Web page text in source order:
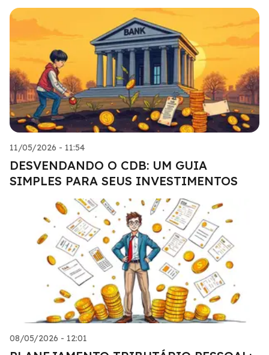
11/05/2026 - 11:54
DESVENDANDO O CDB: UM GUIA
SIMPLES PARA SEUS INVESTIMENTOS
08/05/2026 - 12:01